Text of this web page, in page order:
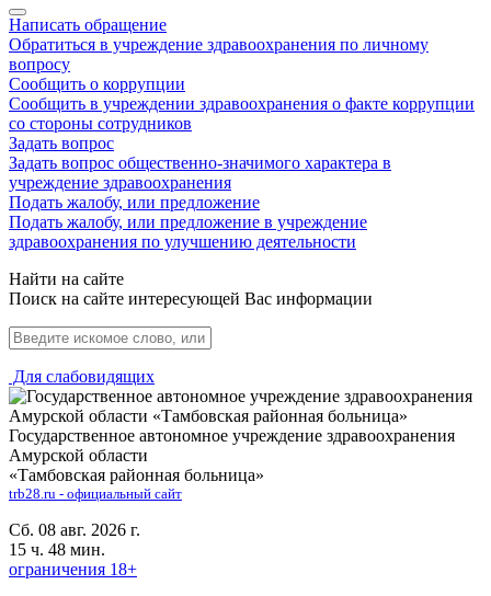
Написать обращение
Обратиться в учреждение здравоохранения по личному
вопросу
Сообщить о коррупции
Сообщить в учреждении здравоохранения о факте коррупции
со стороны сотрудников
Задать вопрос
Задать вопрос общественно-значимого характера в
учреждение здравоохранения
Подать жалобу, или предложение
Подать жалобу, или предложение в учреждение
здравоохранения по улучшению деятельности
Найти на сайте
Поиск на сайте интересующей Вас информации
Для слабовидящих
Государственное автономное учреждение здравоохранения
Амурской области
«Тамбовская районная больница»
trb28.ru - официальный сайт
Сб. 08 авг. 2026 г.
15 ч. 48 мин.
ограничения 18+